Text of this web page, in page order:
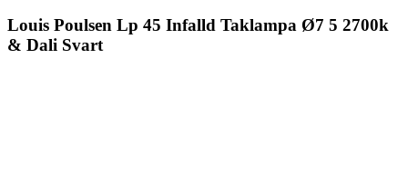
Louis Poulsen Lp 45 Infalld Taklampa Ø7 5 2700k
& Dali Svart